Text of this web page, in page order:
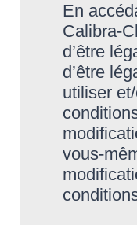
En
Calibra-
d’être
d’être
utiliser
vous-